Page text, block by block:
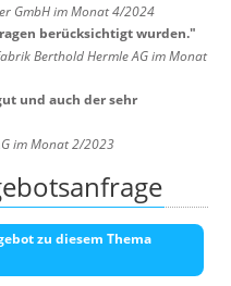
GmbH im Monat 4/2024
berücksichtigt wurden."
Berthold Hermle AG im Monat
und auch der sehr
im Monat 2/2023
zu diesem Thema